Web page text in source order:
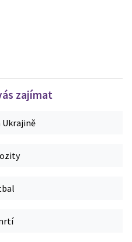
zajímat
Ukrajině